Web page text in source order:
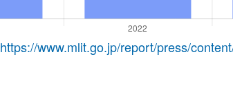
https://www.mlit.go.jp/report/press/